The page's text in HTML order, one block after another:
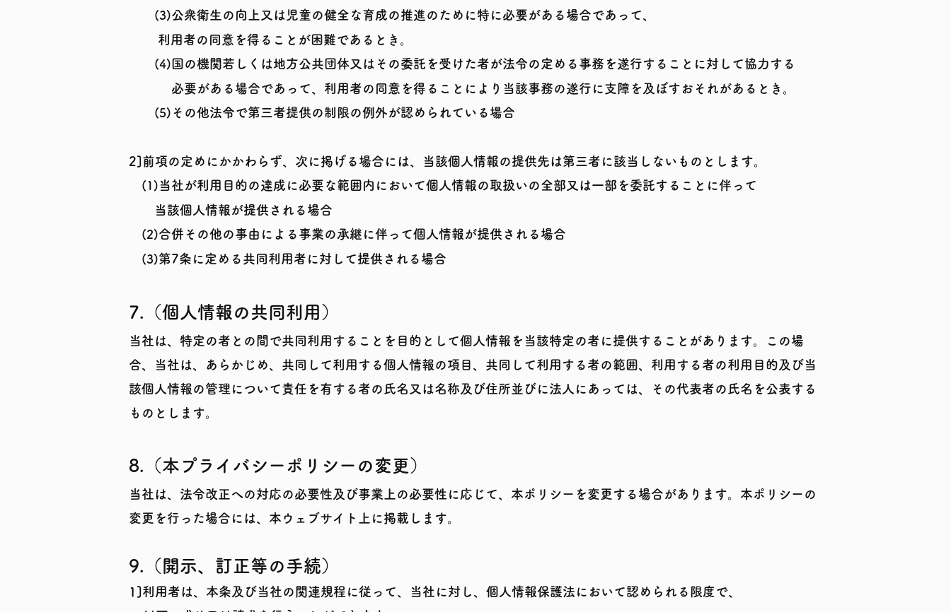
(3)公衆衛生の向上又は児童の健全な育成の推進のために特に必要がある場合であって、
利用者の同意を得ることが困難であるとき。
(4)国の機関若しくは地方公共団体又はその委託を受けた者が法令の定める事務を遂行することに対して協力する
必要がある場合であって、利用者の同意を得ることにより当該事務の遂行に支障を及ぼすおそれがあるとき 。
(5) その他法令で第三者提供の制限の例外が認められている場合
2]前項の定めにかかわらず、次に掲げる場合には、当該個人情報の提供先は第三者に該当しないものとします。
(1) 当社が利用目的の達成に必要な範囲内において個人情報の取扱いの全部又は一部を委託することに伴って
当該個人情報が提供される場合
(2)合併その他の事由による事業の承継に伴って個人情報が提供される場合
(3)第7条に定める共同利用者に対して提供される場合
7.（個人情報の共同利用）
当社は、特定の者との間で共同利用することを目的として個人情報を当該特定の者に提供することがあります。この場
合、当社は、あらかじめ、共同して利用する個人情報の項目、共同して利用する者の範囲、利用する者の利用目的及び当
該個人情報の管理について責任を有する者の氏名又は名称及び住所並びに法人にあっては、その代表者の氏名を公表する
ものとします。
8.（本プライバシーポリシーの変更）
当社は、法令改正への対応の必要性及び事業上の必要性に応じて、本ポリシーを変更する場合があります。本ポリシーの
変更を行った場合には、本ウェブサイト上に掲載します。
9.（開示、訂正等の手続）
1]利用者は、本条及び当社の関連規程に従って、当社に対し、個人情報保護法において認められる限度で、